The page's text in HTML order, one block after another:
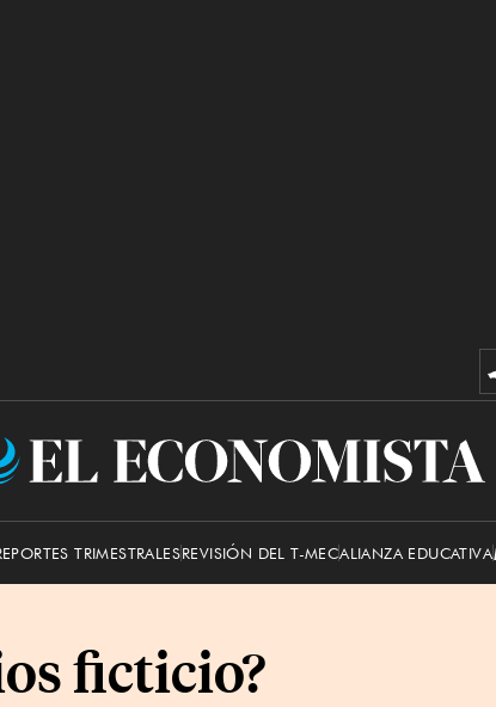
El
TRIMESTRALESREVISIÓN DEL T-MECALIANZA EDUCATIVA
ficticio?